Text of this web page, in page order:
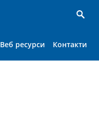
Веб ресурси Контакти